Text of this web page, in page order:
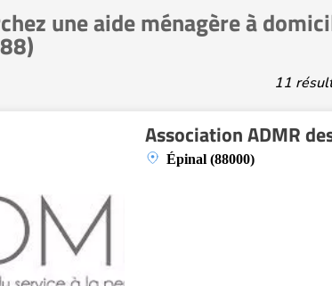
une aide ménagère à
11
Association ADMR
Épinal (88000)